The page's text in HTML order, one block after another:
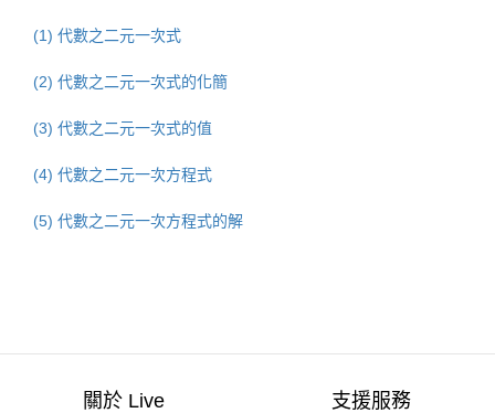
(1) 代數之二元一次式
(2) 代數之二元一次式的化簡
(3) 代數之二元一次式的值
(4) 代數之二元一次方程式
(5) 代數之二元一次方程式的解
關於 Live 支援服務